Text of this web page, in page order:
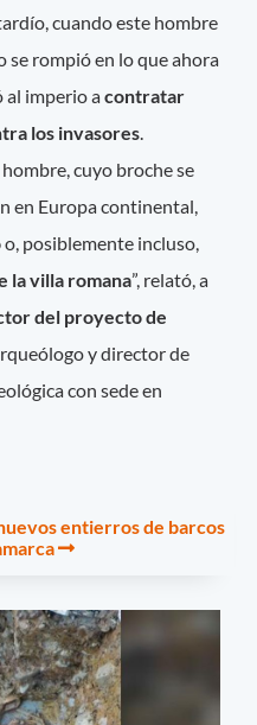
cuando este hombre
se rompió en lo que ahora
al imperio acontratar
los invasores.
cuyo broche se
en Europa continental,
o, posiblemente incluso,
la villa romana”, relató, a
del proyecto de
y director de
con sede en
entierros de barcos